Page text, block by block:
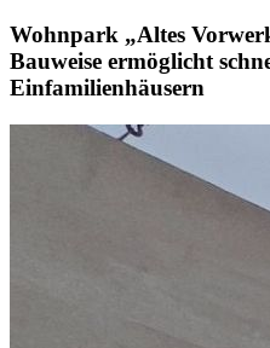
Wohnpark „Altes
Bauweise ermöglicht
Einfamilienhäusern